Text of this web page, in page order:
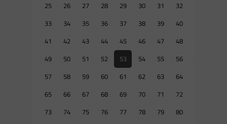
25
26 27 28 29 30 31
32
33
34 35 36 37 38 39
40
41
42 43 44 45 46 47
48
49
50 51 52 53 54 55
56
57
58 59 60 61 62 63
64
65
66 67 68 69 70 71
72
73
74 75 76 77 78 79
80